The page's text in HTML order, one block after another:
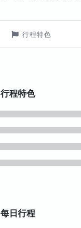
行程特色
行程特色
每日行程